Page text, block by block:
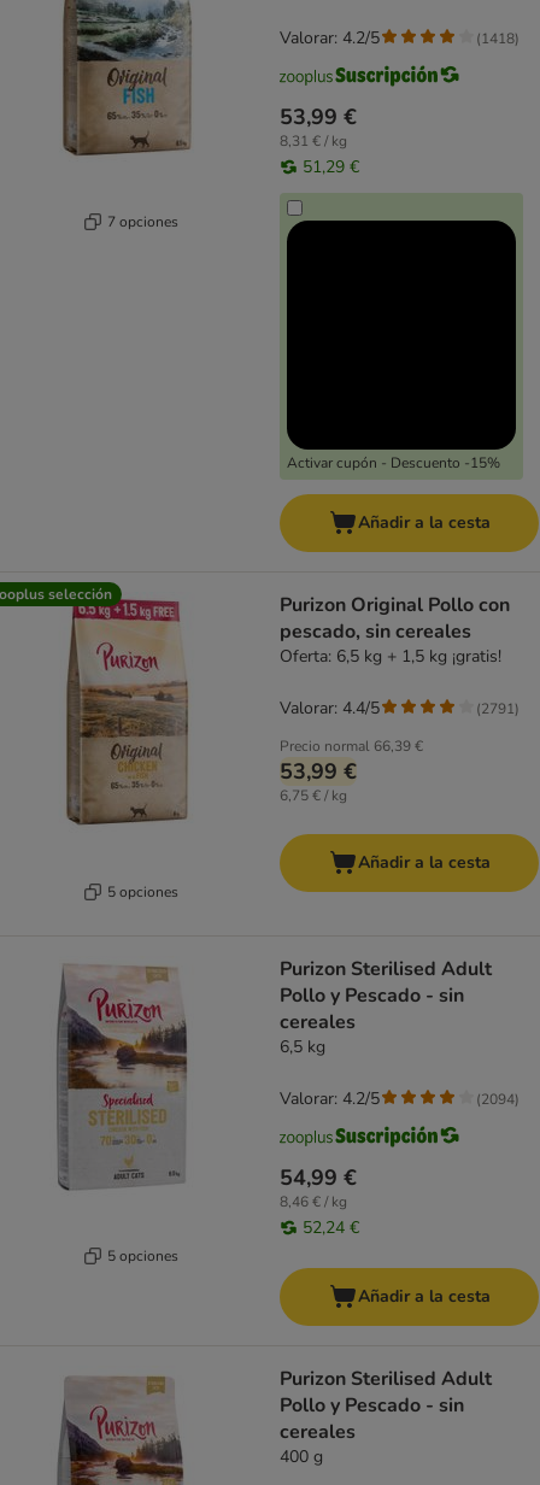
7 opciones
53,99 €
8,31 € / kg
51,29 €
Activar cupón - Descuento -15%
Valorar: 4.2/5 (1418)
Añadir a la cesta
selección
5 opciones
Purizon Original Pollo con
pescado, sin cereales
Oferta: 6,5 kg + 1,5 kg ¡gratis!
Precio normal 66,39 €
53,99 €
6,75 € / kg
Valorar: 4.4/5 (2791)
Añadir a la cesta
5 opciones
Purizon Sterilised Adult
Pollo y Pescado - sin
cereales
6,5 kg
54,99 €
8,46 € / kg
52,24 €
Valorar: 4.2/5 (2094)
Añadir a la cesta
Purizon Sterilised Adult
Pollo y Pescado - sin
cereales
400 g